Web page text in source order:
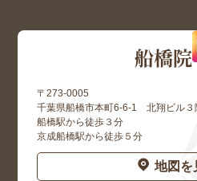
船橋院
〒273-0005
千葉県船橋市本町6-6-1 北翔ビル３
船橋駅から徒歩３分
京成船橋駅から徒歩５分
地図を